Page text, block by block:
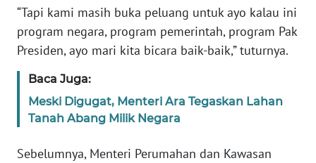
“Tapi kami masih buka peluang untuk ayo kalau ini
program negara, program pemerintah, program Pak
Presiden, ayo mari kita bicara baik-baik,” tuturnya.
Baca Juga:
Meski Digugat, Menteri Ara Tegaskan Lahan
Tanah Abang Milik Negara
Sebelumnya, Menteri Perumahan dan Kawasan
KONTAK
KAMI
INFO
IKLAN
TENTANG
KAMI